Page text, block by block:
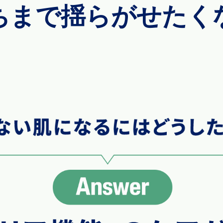
まで揺らがせたく